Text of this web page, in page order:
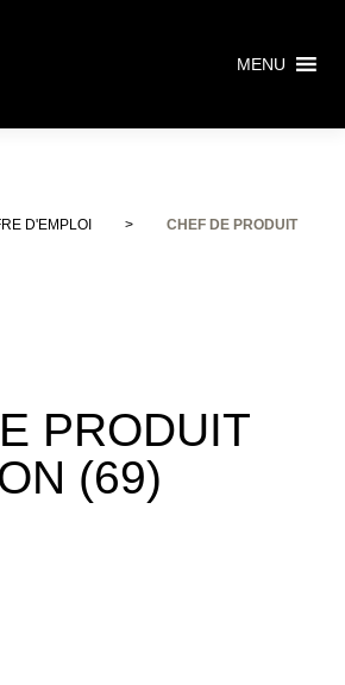
MENU
D'EMPLOI > CHEF DE PRODUIT
PRODUIT
(69)